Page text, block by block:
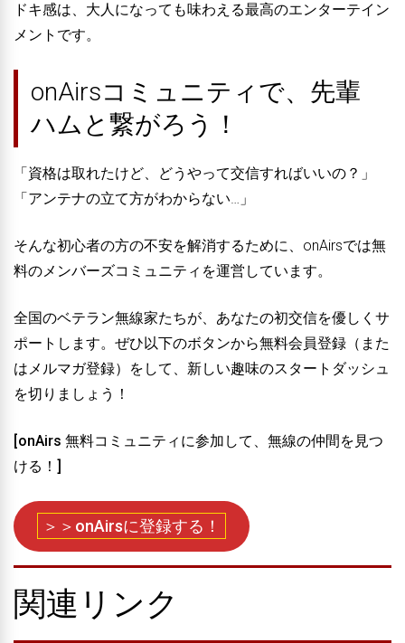
ドキ感は、大人になっても味わえる最高のエンターテイン
メントです。
onAirsコミュニティで、先輩
ハムと繋がろう！
「資格は取れたけど、どうやって交信すればいいの？」
「アンテナの立て方がわからない…」
そんな初心者の方の不安を解消するために、onAirsでは無
料のメンバーズコミュニティ を運営しています。
全国のベテラン無線家たちが、あなたの初交信を優しくサ
ポートします。ぜひ以下のボタンから無料会員登録（また
はメルマガ登録）をして、新しい趣味のスタートダッシュ
を切りましょう！
[onAirs 無料コミュニティに参加して、無線の仲間を見つ
ける！]
＞＞onAirsに登録する！
関連リンク